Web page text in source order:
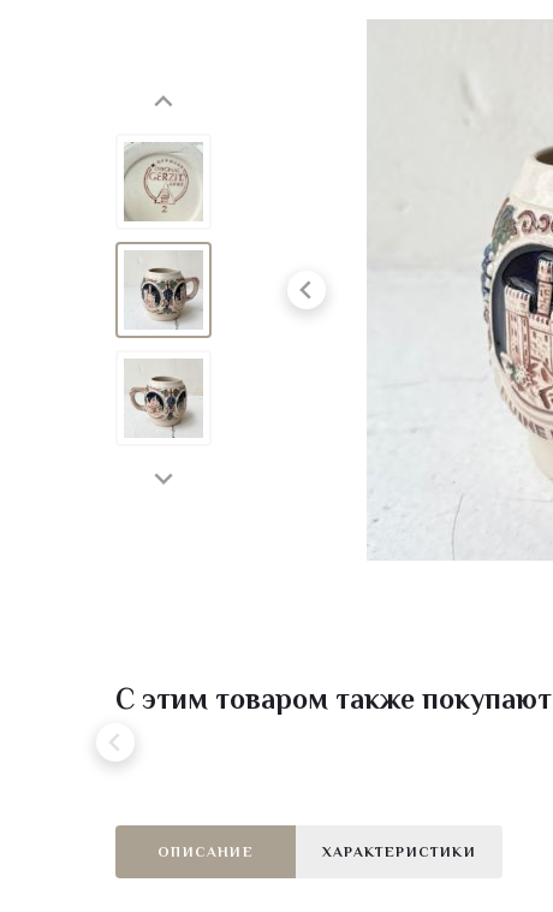
С этим товаром также покупают
ОПИСАНИЕ ХАРАКТЕРИСТИКИ